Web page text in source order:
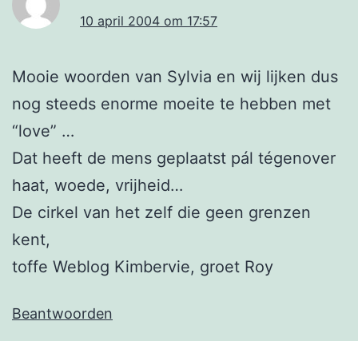
10 april 2004 om 17:57
Mooie woorden van Sylvia en wij lijken dus
nog steeds enorme moeite te hebben met
“love” …
Dat heeft de mens geplaatst pál tégenover
haat, woede, vrijheid…
De cirkel van het zelf die geen grenzen
kent,
toffe Weblog Kimbervie, groet Roy
Beantwoorden